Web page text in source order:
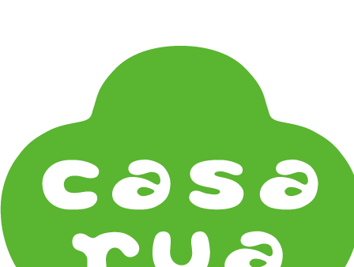
《雑貨》Living goods
ホームオフィス Home Office
《器タイプ》Tableware Type
碗・椀・丼 Bowls
小皿・豆皿 Small Plates & Pea Cups